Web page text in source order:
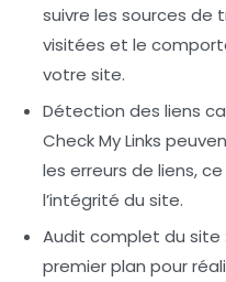
suivre les sources de
visitées et le
votre site.
Détection des liens
Check My Links
les erreurs de liens,
l’intégrité du site.
Audit complet du site :
premier plan pour